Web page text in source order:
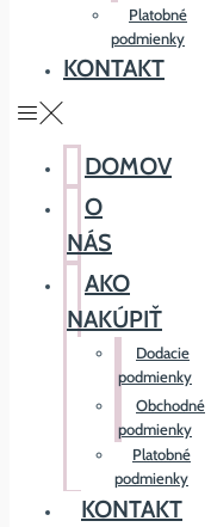
Platobné
podmienky
KONTAKT
DOMOV
O
NÁS
AKO
NAKÚPIŤ
Dodacie
podmienky
Obchodné
podmienky
Platobné
podmienky
KONTAKT